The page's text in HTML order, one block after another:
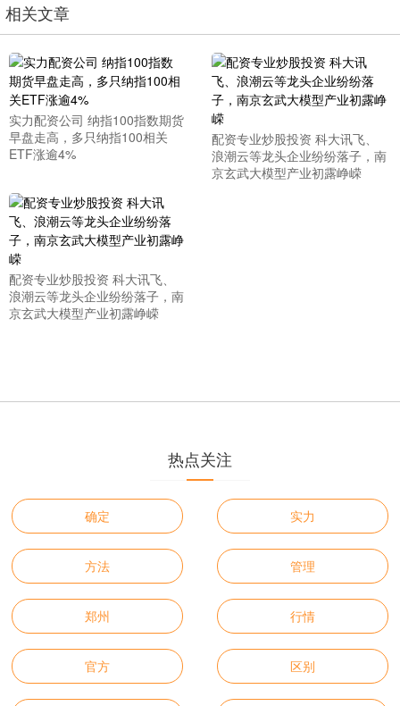
相关文章
实力配资公司 纳指100指数期货
早盘走高，多只纳指100相关
ETF涨逾4%
配资专业炒股投资 科大讯飞、
浪潮云等龙头企业纷纷落子，南
京玄武大模型产业初露峥嵘
配资专业炒股投资 科大讯飞、
浪潮云等龙头企业纷纷落子，南
京玄武大模型产业初露峥嵘
热点关注
确定 实力
方法 管理
郑州 行情
官方 区别